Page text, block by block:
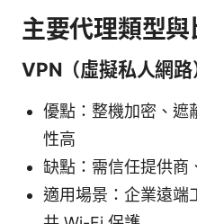
主要代理類型與
VPN（虛擬私人網路
優點：整機加密、遮
性高
缺點：需信任提供商
適用場景：企業遠端